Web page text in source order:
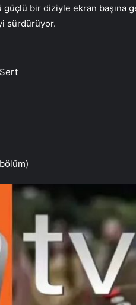
bir diziyle ekran başına
sürdürüyor.